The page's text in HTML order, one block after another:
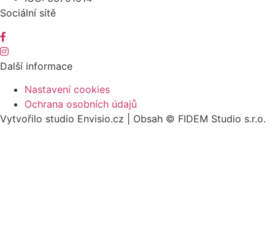
Sociální sítě
Další informace
Nastavení cookies
Ochrana osobních údajů
Vytvořilo studio Envisio.cz | Obsah © FIDEM Studio s.r.o.